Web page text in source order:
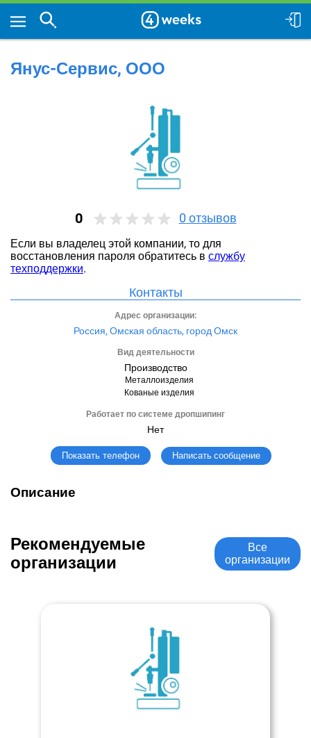
Янус-Сервис, ООО
0 0 отзывов
Если вы владелец этой компании, то для
восстановления пароля обратитесь в службу
техподдержки.
Контакты
Адрес организации:
Россия, Омская область, город Омск
Вид деятельности
Производство
Металлоизделия
Кованые изделия
Работает по системе дропшипинг
Нет
Показать телефон Написать сообщение
Описание
Рекомендуемые
организации
Все
организации